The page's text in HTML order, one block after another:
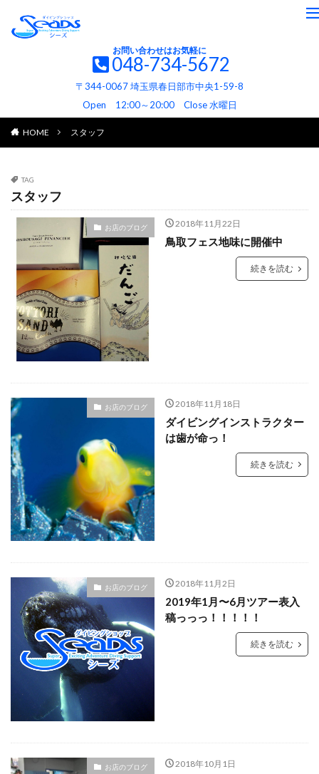
お問い合わせはお気軽に
048-734-5672
〒344-0067 埼玉県春日部市中央1-59-8
Open 12:00～20:00 Close 水曜日
HOME スタッフ
TAG
スタッフ
お店のブログ 2018年11月22日
鳥取フェス地味に開催中
続きを読む
お店のブログ 2018年11月18日
ダイビングインストラクター
は歯が命っ！
続きを読む
お店のブログ 2018年11月2日
2019年1月〜6月ツアー表入
稿っっっ！！！！！
続きを読む
お店のブログ 2018年10月1日